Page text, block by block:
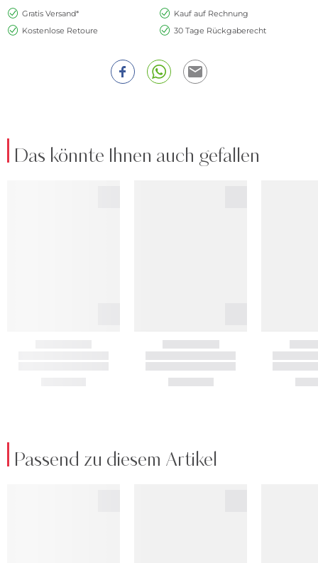
Gratis Versand*
Kauf auf Rechnung
Kostenlose Retoure
30 Tage Rückgaberecht
Das könnte Ihnen auch gefallen
Passend zu diesem Artikel